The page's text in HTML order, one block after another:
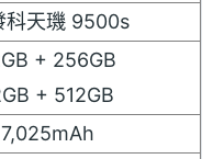
科天璣 9500s
+ 256GB
+ 512GB
7,025mAh